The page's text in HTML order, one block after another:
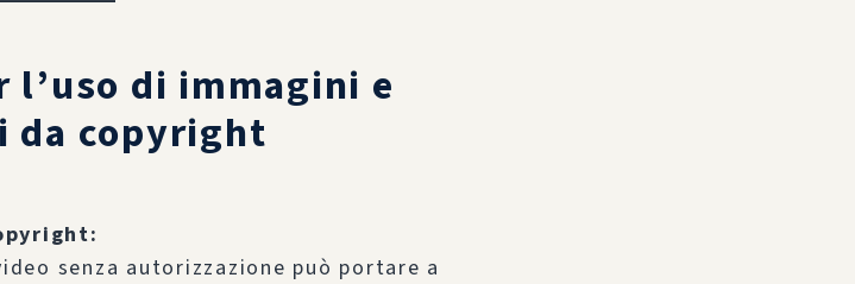
l’uso di immagini e
copyright
senza autorizzazione può portare a